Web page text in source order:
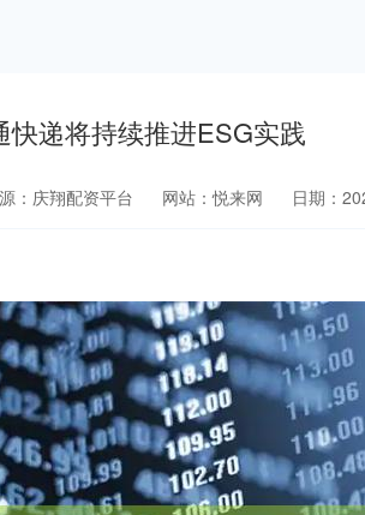
快递将持续推进ESG实践
：庆翔配资平台 网站：悦来网 日期：